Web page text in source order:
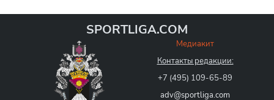
SPORTLIGA.COM
Медиакит
Контакты редакции:
+7 (495) 109-65-89
adv@sportliga.com